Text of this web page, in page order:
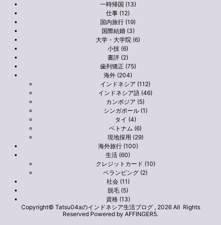
一時帰国 (13)
仕事 (12)
国内旅行 (19)
国際結婚 (3)
大学・大学院 (6)
小技 (6)
書評 (2)
歯列矯正 (75)
海外 (204)
インドネシア (112)
インドネシア語 (46)
カンボジア (5)
シンガポール (1)
タイ (4)
ベトナム (6)
現地採用 (29)
海外旅行 (100)
生活 (60)
クレジットカード (10)
ベランピング (2)
社会 (11)
脱毛 (5)
資格 (13)
Copyright© Tatsu04aのインドネシア生活ブログ , 2026 All Rights
Reserved Powered by AFFINGER5.